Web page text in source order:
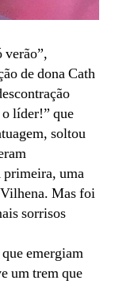
verão”,
de dona Cath
o líder!” que
soltou
primeira, uma
Mas foi
sorrisos
emergiam
um trem que